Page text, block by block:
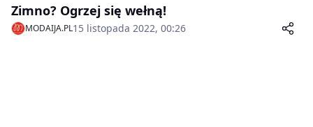
Zimno? Ogrzej się wełną!
MODAIJA.PL15 listopada 2022, 00:26